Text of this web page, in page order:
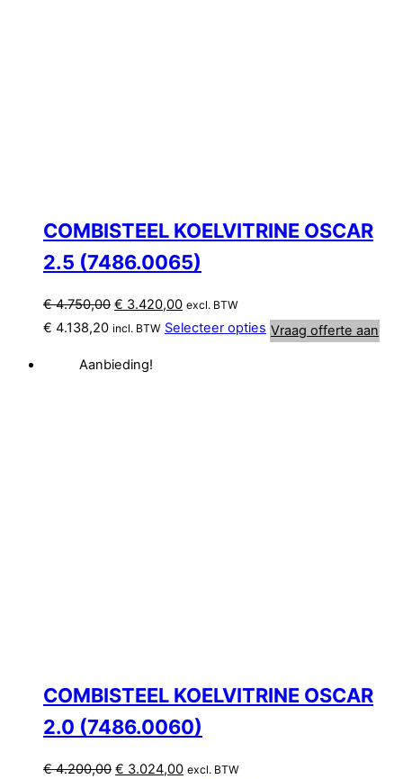
COMBISTEEL KOELVITRINE OSCAR
2.5 (7486.0065)
€4.750,00 Oorspronkelijke
prijs
€ 4.750,00.
€ 3.420,00Huidige
prijs
excl. BTW
€ 4.138,20 incl. BTW Selecteer opties Vraag offerte aan
Aanbieding!
COMBISTEEL KOELVITRINE OSCAR
2.0 (7486.0060)
€4.200,00 Oorspronkelijke
€ 3.024,00Huidige
excl. BTW